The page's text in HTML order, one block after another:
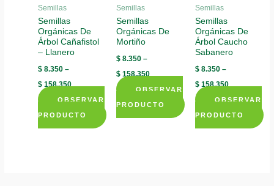
chosen
on
the
product
page
chosen
on
the
product
page
on
the
product
page
Semillas
Semillas
Orgánicas De
Árbol Cañafistol
– Llanero
$ 8.350 –
$ 158.350
OBSERVAR
PRODUCTO
This
Semillas
Semillas
Orgánicas De
Mortiño
$ 8.350 –
$ 158.350
OBSERVAR
PRODUCTO
This
Semillas
Semillas
Orgánicas De
Árbol Caucho
Sabanero
$8.350–
$158.350
OBSERVAR
PRODUCTO
This